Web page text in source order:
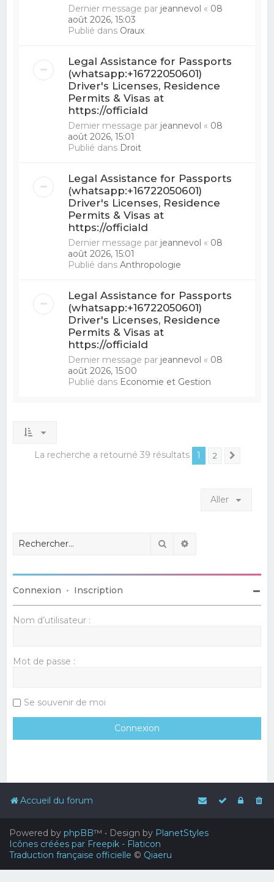
Dernier message par jeannevol « 08
août 2026, 15:03
Publié dans Oraux
Legal Assistance for Passports
(whatsapp:+16722050601)
Driver's Licenses, Residence
Permits & Visas at
https://officiald
Dernier message par jeannevol « 08
août 2026, 15:01
Publié dans Droit
Legal Assistance for Passports
(whatsapp:+16722050601)
Driver's Licenses, Residence
Permits & Visas at
https://officiald
Dernier message par jeannevol « 08
août 2026, 15:01
Publié dansAnthropologie
Legal Assistance for Passports
(whatsapp:+16722050601)
Driver's Licenses, Residence
Permits & Visas at
https://officiald
Dernier message par jeannevol « 08
août 2026, 15:00
Publié dans Economie et Gestion
La recherche a retourné 39 résultats 1 2
Aller
Rechercher
Connexion • Inscription
Nom d’utilisateur :
Mot de passe :
Se souvenir de moi
Accueil du forum
Powered by phpBB™ • Design by PlanetStyles
Icônes créées par Freepik - Flaticon
Traduction française officielle © Qiaeru